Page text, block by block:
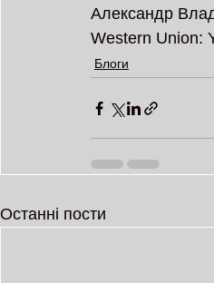
Александр
Western Union:
Блоги
Останні пости